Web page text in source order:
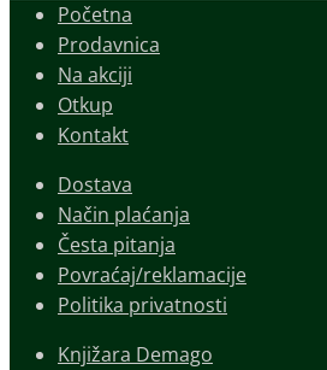
Početna
Prodavnica
Na akciji
Otkup
Kontakt
Dostava
Način plaćanja
Česta pitanja
Povraćaj/reklamacije
Politika privatnosti
Knjižara Demago